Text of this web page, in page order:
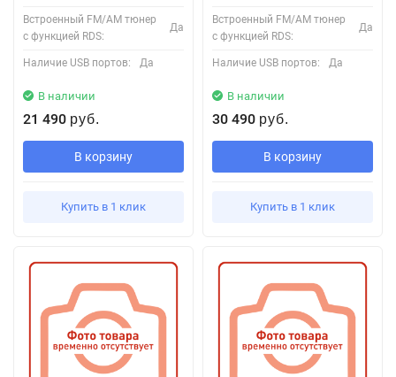
Встроенный FM/AM тюнер
с функцией RDS:
Да
Наличие USB портов: Да
В наличии
21 490 руб.
В корзину
Купить в 1 клик
Встроенный FM/AM тюнер
с функцией RDS:
Да
Наличие USB портов: Да
В наличии
30 490 руб.
В корзину
Купить в 1 клик